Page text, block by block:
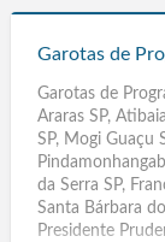
e
o
g
a
m
a
C
o
n
c
ó
r
d
i
a
S
Valinhos
Garotas de
Garotas de
Araras SP,
SP, Mogi Guaçu
da Serra SP,
Santa Bárbara
Presidente